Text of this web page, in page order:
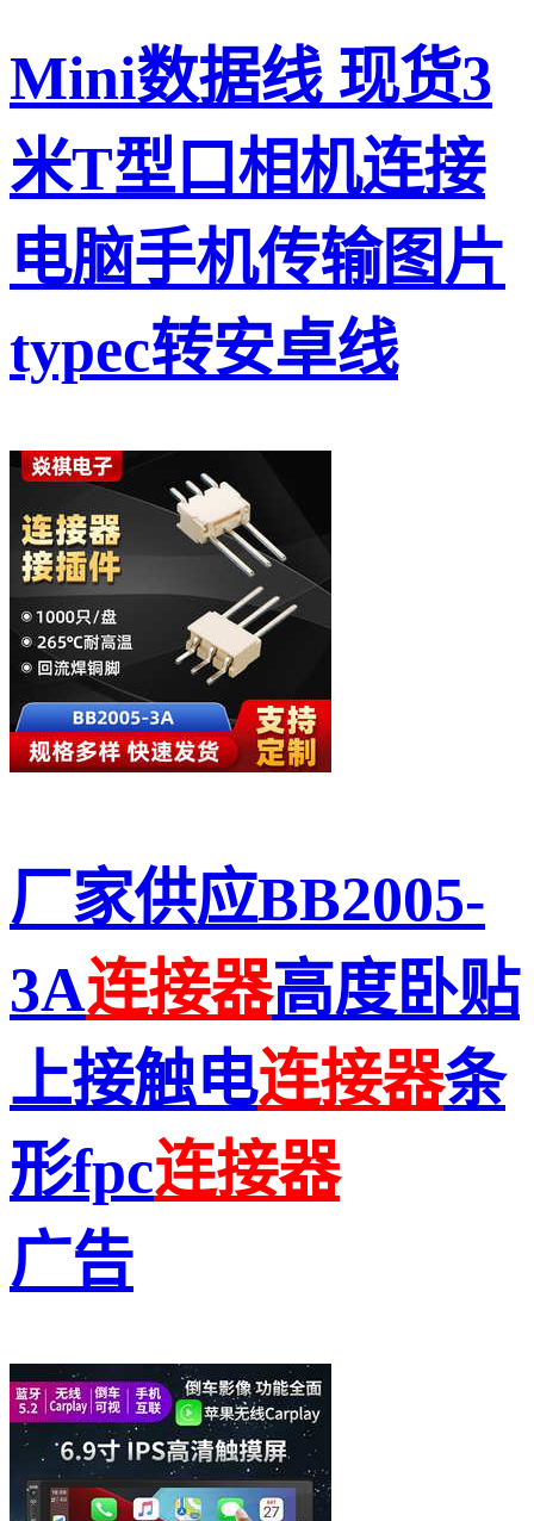
Mini数据线 现货3
米T型口相机连接
电脑手机传输图片
typec转安卓线
厂家供应BB2005-
3A连接器高度卧贴
上接触电连接器条
形fpc连接器
广告